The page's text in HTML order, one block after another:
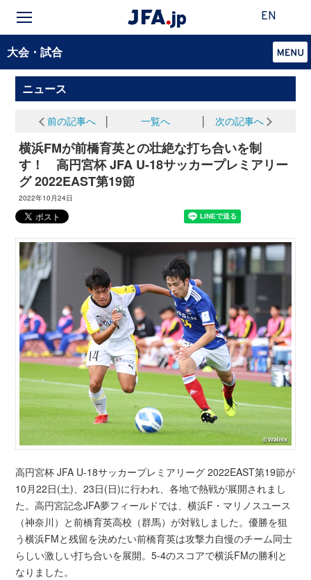
EN
大会・試合
ニュース
前の記事へ 一覧へ 次の記事へ
横浜FMが前橋育英との壮絶な打ち合いを制
す！ 高円宮杯 JFA U-18サッカープレミアリー
グ 2022EAST第19節
2022年10月24日
高円宮杯 JFA U-18サッカープレミアリーグ 2022EAST第19節が
10月22日(土)、23日(日)に行われ、各地で熱戦が展開されまし
た。高円宮記念JFA夢フィールドでは、横浜F・マリノスユース
（神奈川）と前橋育英高校（群馬）が対戦しました。優勝を狙
う横浜FMと残留を決めたい前橋育英は攻撃力自慢のチーム同士
らしい激しい打ち合いを展開。5-4のスコアで横浜FMの勝利と
なりました。